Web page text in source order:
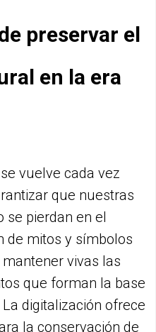
preservar el
en la era
vuelve cada vez
que nuestras
se pierdan en el
de mitos y símbolos
vivas las
que forman la base
digitalización ofrece
la conservación de